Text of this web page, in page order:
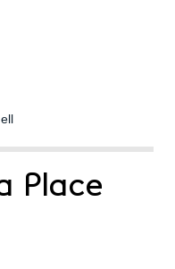
Place